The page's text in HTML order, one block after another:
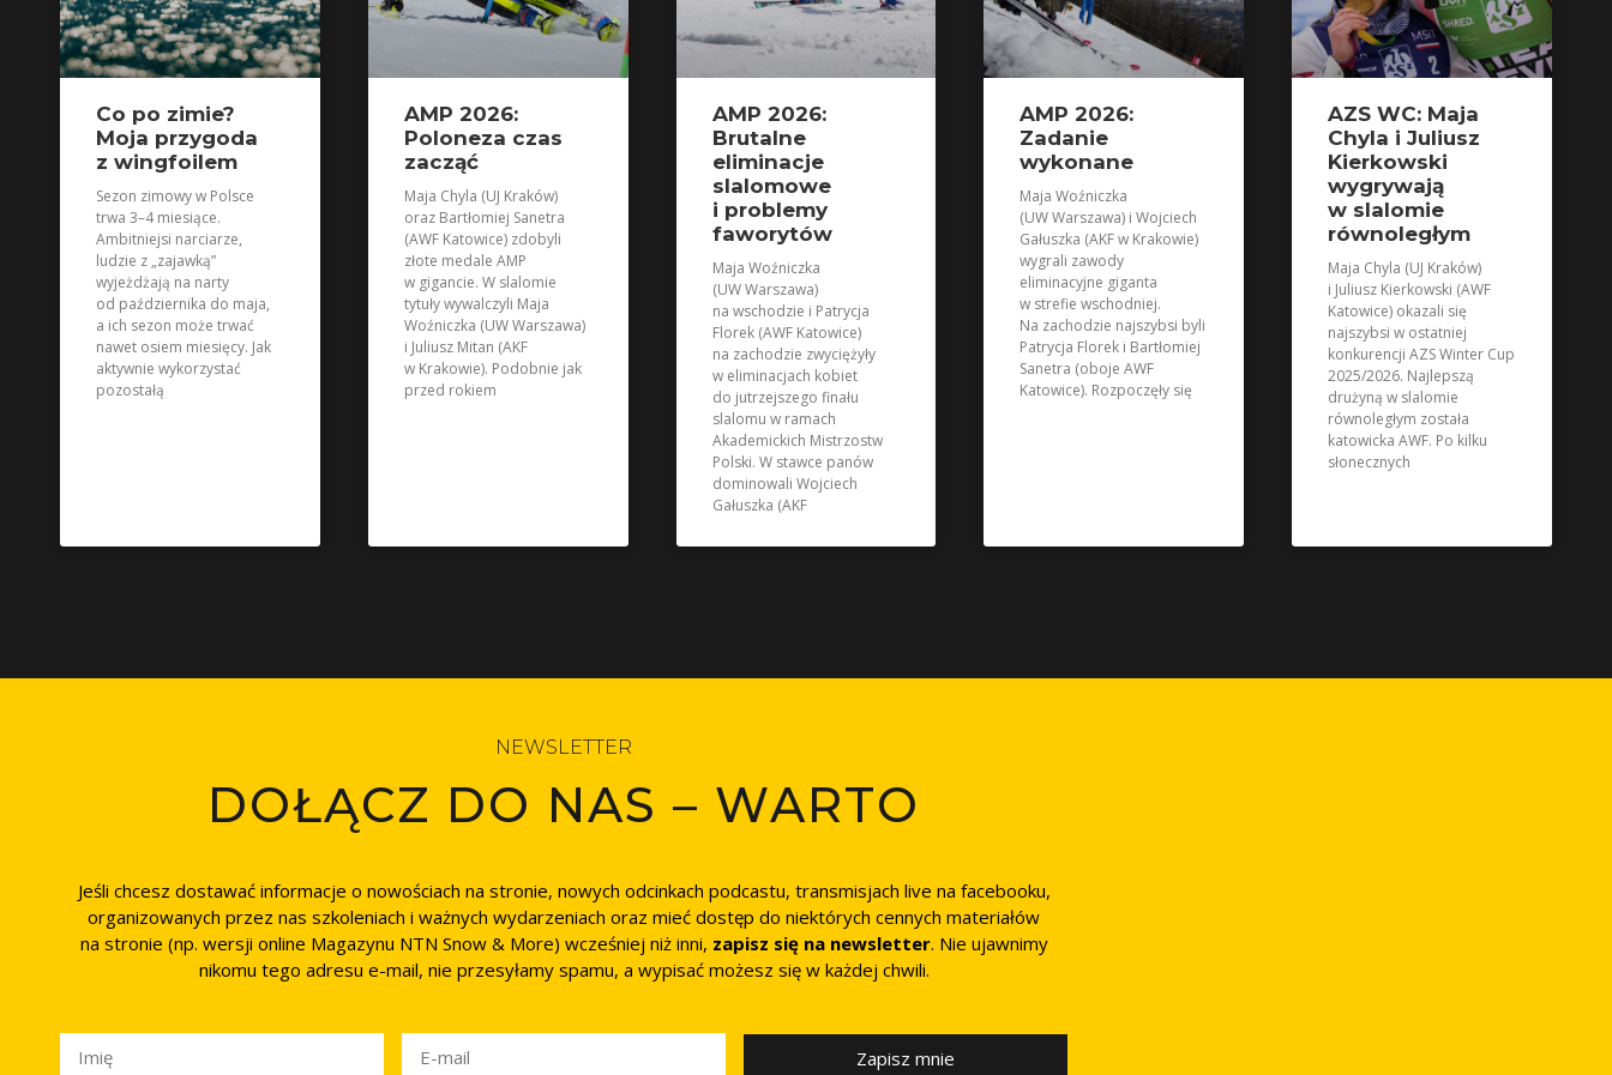
Co po zimie?
Moja przygoda
z wingfoilem
Sezon zimowy w Polsce
trwa 3–4 miesiące.
Ambitniejsi narciarze,
ludzie z „zajawką”
wyjeżdżają na narty
od października do maja,
a ich sezon może trwać
nawet osiem miesięcy. Jak
aktywnie wykorzystać
pozostałą
AMP 2026:
Poloneza czas
zacząć
Maja Chyla (UJ Kraków)
oraz Bartłomiej Sanetra
(AWF Katowice) zdobyli
złote medale AMP
w gigancie. W slalomie
tytuły wywalczyli Maja
Woźniczka (UW Warszawa)
i Juliusz Mitan (AKF
w Krakowie). Podobnie jak
przed rokiem
AMP 2026:
Brutalne
eliminacje
slalomowe
i problemy
faworytów
Maja Woźniczka
(UW Warszawa)
na wschodzie i Patrycja
Florek (AWF Katowice)
na zachodzie zwyciężyły
w eliminacjach kobiet
do jutrzejszego finału
slalomu w ramach
Akademickich Mistrzostw
Polski. W stawce panów
dominowali Wojciech
Gałuszka (AKF
AMP 2026:
Zadanie
wykonane
Maja Woźniczka
(UW Warszawa) i Wojciech
Gałuszka (AKF w Krakowie)
wygrali zawody
eliminacyjne giganta
w strefie wschodniej.
Na zachodzie najszybsi byli
Patrycja Florek i Bartłomiej
Sanetra (oboje AWF
Katowice). Rozpoczęły się
AZS WC: Maja
Chyla i Juliusz
Kierkowski
wygrywają
w slalomie
równoległym
Maja Chyla (UJ Kraków)
i Juliusz Kierkowski (AWF
Katowice) okazali się
najszybsi w ostatniej
konkurencji AZS Winter Cup
2025/2026. Najlepszą
drużyną w slalomie
równoległym została
katowicka AWF. Po kilku
słonecznych
NEWSLETTER
DOŁĄCZ DO NAS – WARTO
Jeśli chcesz dostawać informacje o nowościach na stronie, nowych odcinkach podcastu, transmisjach live na facebooku,
organizowanych przez nas szkoleniach i ważnych wydarzeniach oraz mieć dostęp do niektórych cennych materiałów
na stronie (np. wersji online Magazynu NTN Snow & More) wcześniej niż inni, zapisz się na newsletter. Nie ujawnimy
nikomu tego adresu e-mail, nie przesyłamy spamu, a wypisać możesz się w każdej chwili.
Zapisz mnie